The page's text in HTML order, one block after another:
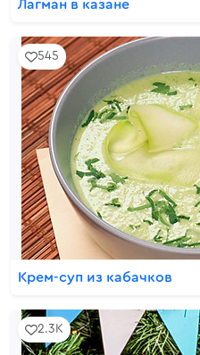
Лагман в казане
545
Крем-суп из кабачков
2.3K